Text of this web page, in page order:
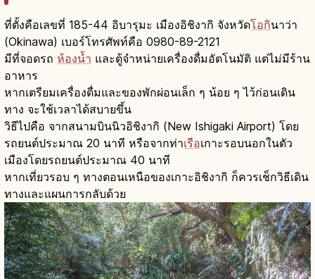
ที่ตั้งคือเลขที่ 185-44 อิบารุมะ เมืองอิชิงากิ จังหวัดโอกินาว่า
(Okinawa) เบอร์โทรศัพท์คือ 0980-89-2121
มีที่จอดรถ ห้องน้ำ และตู้จำหน่ายเครื่องดื่มอัตโนมัติ แต่ไม่มีร้าน
อาหาร
หากเตรียมเครื่องดื่มและของพักผ่อนเล็ก ๆ น้อย ๆ ไว้ก่อนเดิน
ทาง จะใช้เวลาได้สบายขึ้น
วิธีไปคือ จากสนามบินนิวอิชิงากิ (New Ishigaki Airport) โดย
รถยนต์ประมาณ 20 นาที หรือจากท่าเรือเกาะรอบนอกในตัว
เมืองโดยรถยนต์ประมาณ 40 นาที
หากเที่ยวรอบ ๆ ทางตอนเหนือของเกาะอิชิงากิ ก็ควรเช็กวิธีเดิน
ทางและแผนการกลับด้วย